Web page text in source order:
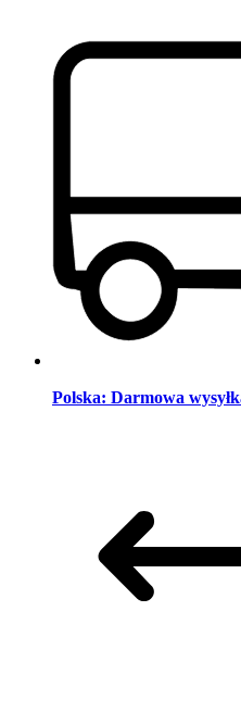
Polska: Darmowa